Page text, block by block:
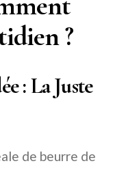
?
: La Juste
de beurre de